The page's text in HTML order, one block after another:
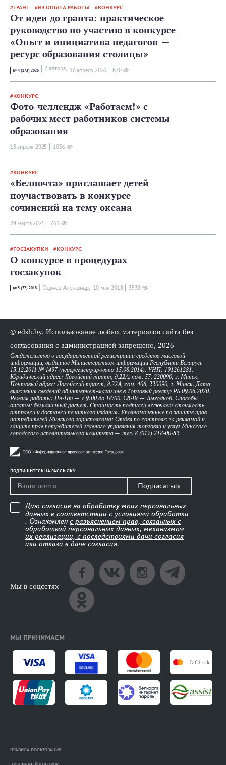
ГРАНТ ИЗ ОПЫТА РАБОТЫ КОНКУРС
От идеи до гранта: практическое
руководство по участию в конкурсе
«Опыт и инициатива педагогов —
ресурс образования столицы»
№ 4 (172) 2026 2 автора, 16 апреля 2026 870
КОНКУРС
Фото-челлендж «Работаем!» с
рабочих мест работников системы
образования
18 апреля 2025 1036
КОНКУРС
«Белпочта» приглашает детей
поучаствовать в конкурсе
сочинений на тему океана
28 мартa 2025 761
ГОСЗАКУПКИ КОНКУРС
О конкурсе в процедурах
госзакупок
№ 5 (77) 2018 Одинец Александр, 10 мая 2018 3538
© edsh.by. Использование любых материалов сайта без
согласования с администрацией запрещено, 2026
Свидетельство о государственной регистрации средства массовой
информации, выданное Министерством информации Республики Беларусь
13.12.2011 № 1497 (перерегистрировано 15.08.2014). УНП: 191261281.
Юридический адрес: Логойский тракт, д.22А, пом. 57, 220090, г. Минск.
Почтовый адрес: Логойский тракт, д.22А, ком. 406, 220090, г. Минск. Дата
включения сведений об интернет-магазине в Торговый реестр РБ 09.06.2020.
Режим работы: Пн-Пт — с 9:00 до 18:00. Сб-Вс — Выходной. Способы
оплаты: безналичный расчет. Стоимость подписки включает стоимость
отправки и доставки печатного издания. Уполномоченные по защите прав
потребителей Минского горисполкома: Отдел по контролю за рекламой и
защите прав потребителей главного управления торговли и услуг Минского
городского исполнительного комитета — тел. 8 (017) 218-00-82.
ПОДПИШИТЕСЬ НА РАССЫЛКУ
Подписаться
Даю согласие на обработку моих персональных
данных в соответствии с условиями обработки
. Ознакомлен с разъяснением прав, связанных с
обработкой персональных данных, механизмом
их реализации, с последствиями дачи согласия
или отказа в даче согласия.
Мы в соцсетях
МЫ ПРИНИМАЕМ
ПРАВИЛА ПОЛЬЗОВАНИЯ